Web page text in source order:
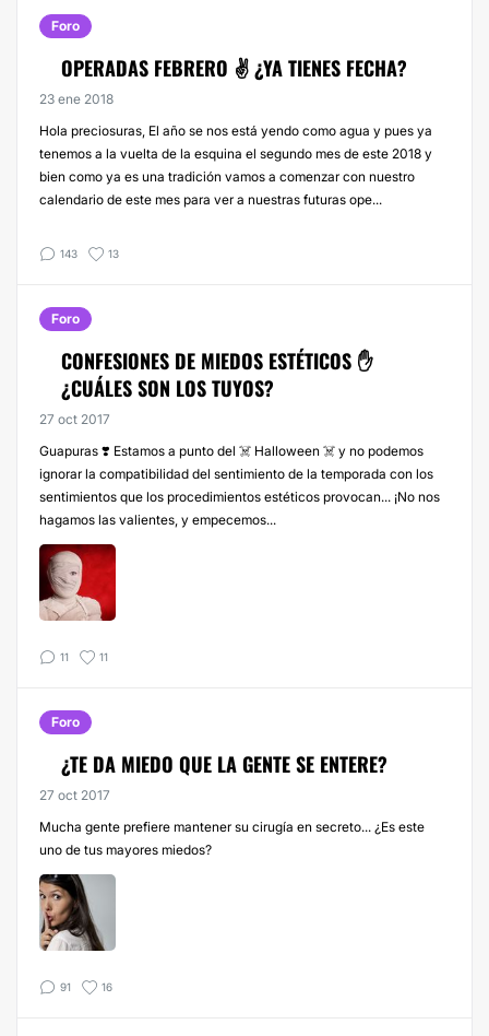
Foro
OPERADAS FEBRERO ✌️ ¿YA TIENES FECHA?
23 ene 2018
Hola preciosuras, El año se nos está yendo como agua y pues ya
tenemos a la vuelta de la esquina el segundo mes de este 2018 y
bien como ya es una tradición vamos a comenzar con nuestro
calendario de este mes para ver a nuestras futuras ope...
143 13
Foro
CONFESIONES DE MIEDOS ESTÉTICOS ✋
¿CUÁLES SON LOS TUYOS?
27 oct 2017
Guapuras ❣️ Estamos a punto del ☠️ Halloween ☠️ y no podemos
ignorar la compatibilidad del sentimiento de la temporada con los
sentimientos que los procedimientos estéticos provocan... ¡No nos
hagamos las valientes, y empecemos...
11 11
Foro
¿TE DA MIEDO QUE LA GENTE SE ENTERE?
27 oct 2017
Mucha gente prefiere mantener su cirugía en secreto... ¿Es este
uno de tus mayores miedos?
91 16